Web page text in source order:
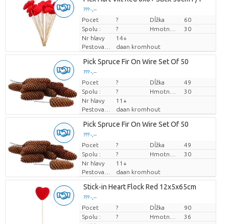
??? -,--
Cena za kus
Pocet ? Dĺžka
60
Spolu :
?
30
Nr hlavy
14+
daan kromhout
Pick Spruce Fir On Wire Set Of 50
??? -,--
Cena za kus
Pocet ? Dĺžka
49
Spolu :
?
30
Nr hlavy
11+
daan kromhout
Pick Spruce Fir On Wire Set Of 50
??? -,--
Cena za kus
Pocet ? Dĺžka
49
Spolu :
?
30
Nr hlavy
11+
daan kromhout
Stick-in Heart Flock Red 12x5x65cm
??? -,--
Cena za kus
Pocet ? Dĺžka
90
Spolu :
?
36